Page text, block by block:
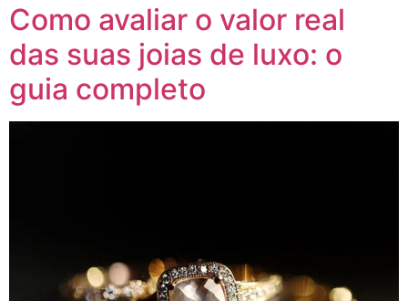
Como avaliar o valor real
das suas joias de luxo: o
guia completo